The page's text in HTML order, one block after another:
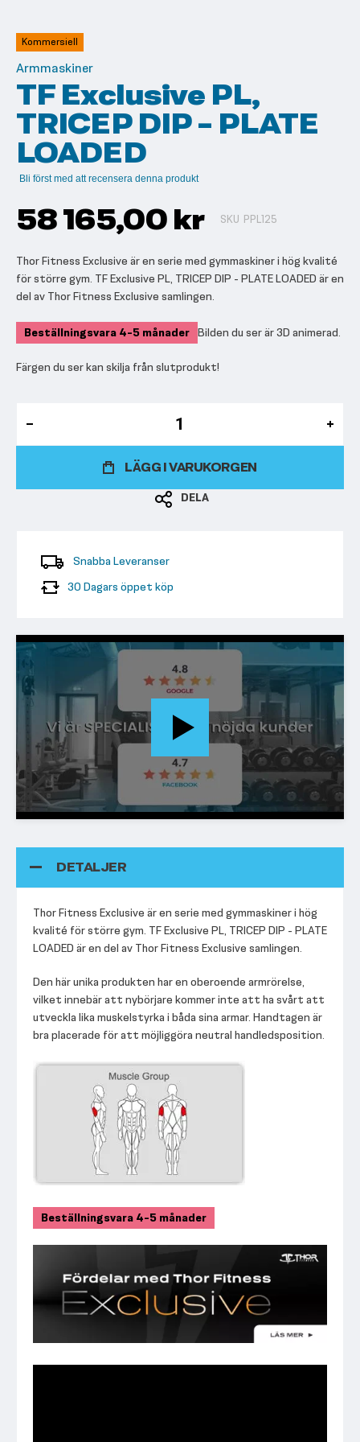
av
bildgalleriet
Kommersiell
Armmaskiner
TF Exclusive PL,
TRICEP DIP - PLATE
LOADED
Bli först med att recensera denna produkt
58 165,00 kr SKU PPL125
Thor Fitness Exclusive är en serie med gymmaskiner i hög kvalité
för större gym. TF Exclusive PL, TRICEP DIP - PLATE LOADED är en
del av Thor Fitness Exclusive samlingen.
Beställningsvara 4-5 månader Bilden du ser är 3D animerad.
Färgen du ser kan skilja från slutprodukt!
LÄGG I VARUKORGEN
DELA
Snabba Leveranser
30 Dagars öppet köp
DETALJER
Thor Fitness Exclusive är en serie med gymmaskiner i hög
kvalité för större gym. TF Exclusive PL, TRICEP DIP - PLATE
LOADED är en del av Thor Fitness Exclusive samlingen.
Den här unika produkten har en oberoende armrörelse,
vilket innebär att nybörjare kommer inte att ha svårt att
utveckla lika muskelstyrka i båda sina armar. Handtagen är
bra placerade för att möjliggöra neutral handledsposition.
Beställningsvara 4-5 månader